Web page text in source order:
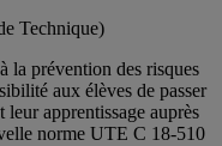
Technique)
la prévention des risques
aux élèves de passer
apprentissage auprès
norme UTE C 18-510